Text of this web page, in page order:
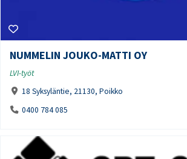
NUMMELIN JOUKO-MATTI OY
LVI-työt
18 Syksyläntie, 21130, Poikko
0400 784 085